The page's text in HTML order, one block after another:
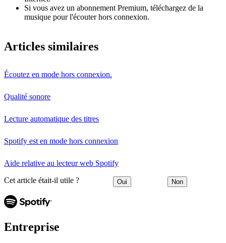
Si vous avez un abonnement Premium, téléchargez de la
musique pour l'écouter hors connexion.
Articles similaires
Écoutez en mode hors connexion.
Qualité sonore
Lecture automatique des titres
Spotify est en mode hors connexion
Aide relative au lecteur web Spotify
Cet article était-il utile ? Oui Non
Entreprise